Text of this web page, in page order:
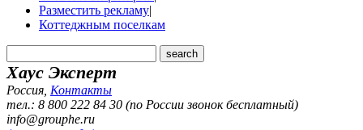
Разместить рекламу|
Коттеджным поселкам
Хаус Эксперт
Россия Контакты
тел.: 8 800 222 84 30 (по России звонок бесплатный)
info@grouphe.ru